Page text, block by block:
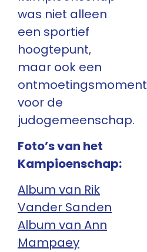
was niet alleen
een sportief
hoogtepunt,
maar ook een
ontmoetingsmoment
voor de
judogemeenschap.
Foto’s van het
Kampioenschap:
Album van Rik
Vander Sanden
Album van Ann
Mampaey